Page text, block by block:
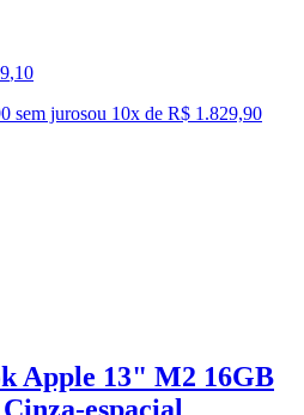
,10
sem jurosou 10x de R$ 1.829,90
Apple 13" M2 16GB
espacial